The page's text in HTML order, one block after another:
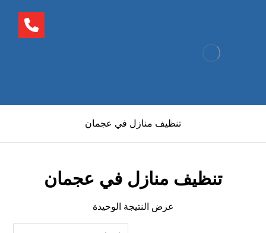
تنظيف منازل في عجمان
تنظيف منازل في عجمان
عرض النتيجة الوحيدة